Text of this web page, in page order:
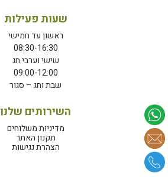
שעות פעילות
ראשון עד חמישי
08:30-16:30
שישי וערבי חג
09:00-12:00
שבת וחג – סגור
השירותים שלנו
מדיניות משלוחים
תקנון האתר
הצהרת נגישות